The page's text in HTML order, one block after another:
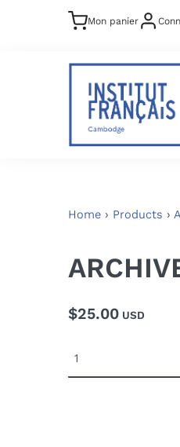
Mon panier
Home › Products ›
$25.00 USD